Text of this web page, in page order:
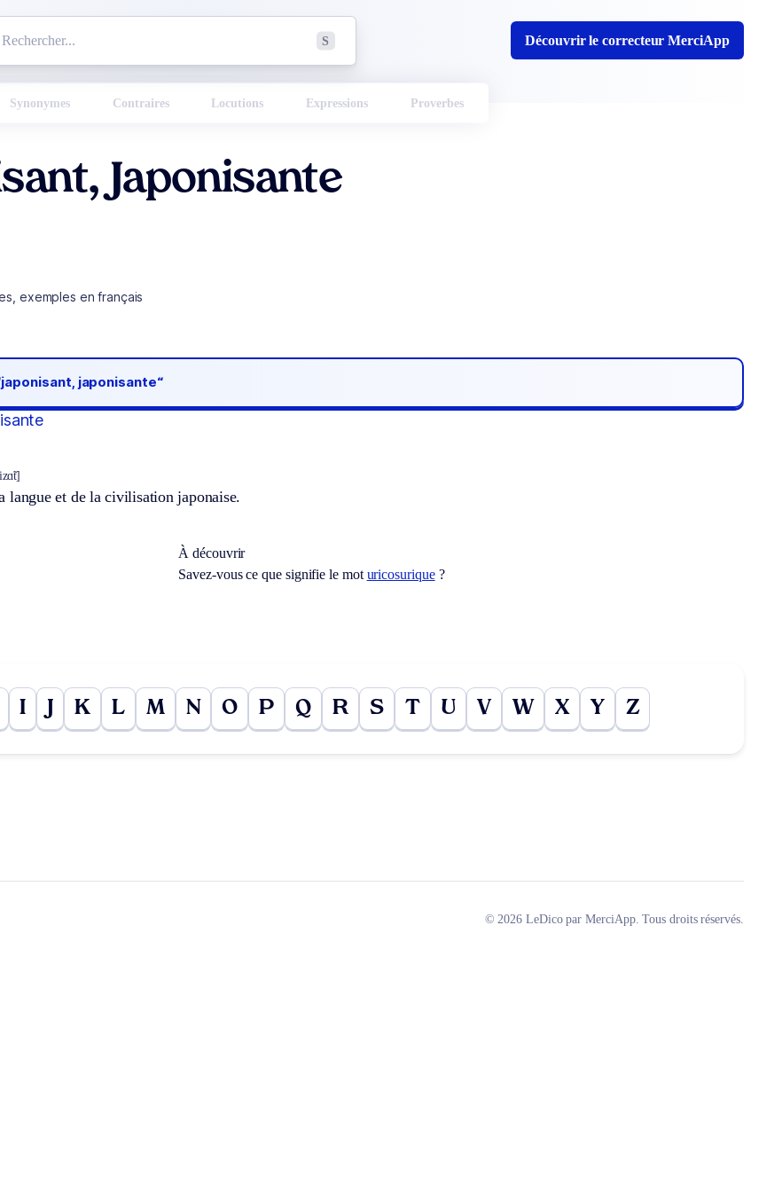
S Découvrir le correcteur MerciApp
Synonymes Contraires Locutions Expressions Proverbes
Japonisante
exemples en français
japonisante“
langue et de la civilisation japonaise.
À découvrir
Savez-vous ce que signifie le mot uricosurique?
I K L M N O P Q R S T U V W X Y Z
© 2026 LeDico par MerciApp. Tous droits réservés.